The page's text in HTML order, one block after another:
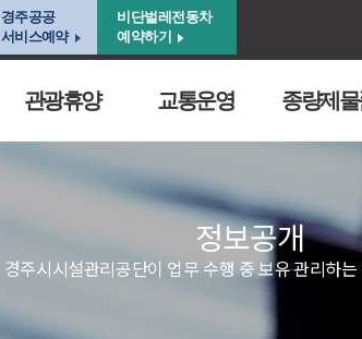
경주공공
서비스예약
비단벌레전동차
예약하기
관광휴양 교통운영 종량제
정보공개
경주시시설관리공단이 업무 수행 중 보유·관리하